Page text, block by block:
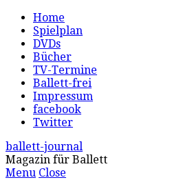
Home
Spielplan
DVDs
Bücher
TV-Termine
Ballett-frei
Impressum
facebook
Twitter
ballett-journal
Magazin für Ballett
Menu Close